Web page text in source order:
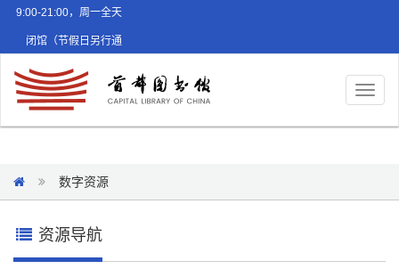
9:00-21:00，周一全天
闭馆（节假日另行通
数字资源
资源导航